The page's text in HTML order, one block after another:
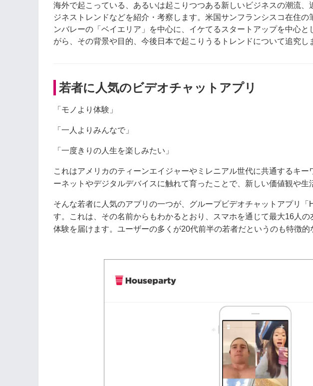
海外で起こっている、あるいは起こりつつある新しいビジネスの潮流
ジネストレンドなどを紹介・考察します。米国サンフランシスコ在住
ンバレーの「ベイエリア」を中心に、イケてるスタートアップを中心
がら、その背景や目的、今後日本で起こりうるトレンドについて追究し
若者に人気のビデオチャットアプリ
「モノより体験」
「一人よりみんなで」
「一度きりの人生を楽しみたい」
これはアメリカのティーンエイジャーやミレニアル世代に共通するキ
ーネットやデジタルデバイスに触れて育ったことで、新しい価値観や生
そんな若者に人気のアプリの一つが、グループビデオチャットアプリ
す。これは、その名前からもわかるとおり、スマホを通じて最大16人
体験を届けます。ユーザーの多くが20代前半の若者だというのも特徴的